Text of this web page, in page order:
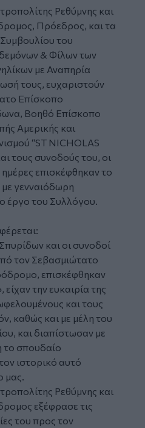
Ρεθύμνης και
Πρόεδρος, και τα
του
& Φίλων των
με Αναπηρία
τους, ευχαριστούν
Επίσκοπο
Βοηθό Επίσκοπο
Αμερικής και
“ST NICHOLAS
τους συνοδούς του, οι
ημέρες επισκέφθηκαν το
με γενναιόδωρη
έργο του Συλλόγου.
και οι συνοδοί
τον Σεβασμιώτατο
επισκέφθηκαν
την ευκαιρία της
και τους
καθώς και με μέλη του
και διαπίστωσαν με
το σπουδαίο
ιστορικό αυτό
μας.
Ρεθύμνης και
εξέφρασε τις
του προς τον